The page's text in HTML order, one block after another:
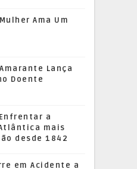
Ama Um
Lança
Doente
a
mais
desde 1842
em Acidente a